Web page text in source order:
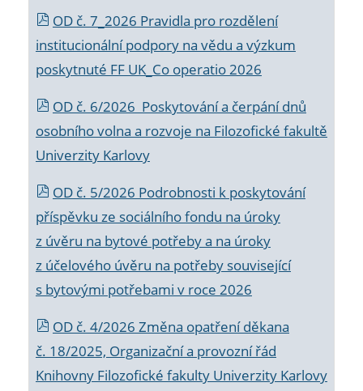
OD č. 7_2026 Pravidla pro rozdělení
institucionální podpory na vědu a výzkum
poskytnuté FF UK_Co operatio 2026
OD č. 6/2026 Poskytování a čerpání dnů
osobního volna a rozvoje na Filozofické fakultě
Univerzity Karlovy
OD č. 5/2026 Podrobnosti k poskytování
příspěvku ze sociálního fondu na úroky
z úvěru na bytové potřeby a na úroky
z účelového úvěru na potřeby související
s bytovými potřebami v roce 2026
OD č. 4/2026 Změna opatření děkana
č. 18/2025, Organizační a provozní řád
Knihovny Filozofické fakulty Univerzity Karlovy